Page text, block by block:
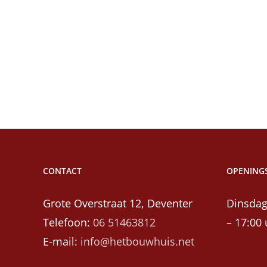
CONTACT
Grote Overstraat 12, Deventer
Telefoon: 06 51463812
E-mail: info@hetbouwhuis.net
– 17:00